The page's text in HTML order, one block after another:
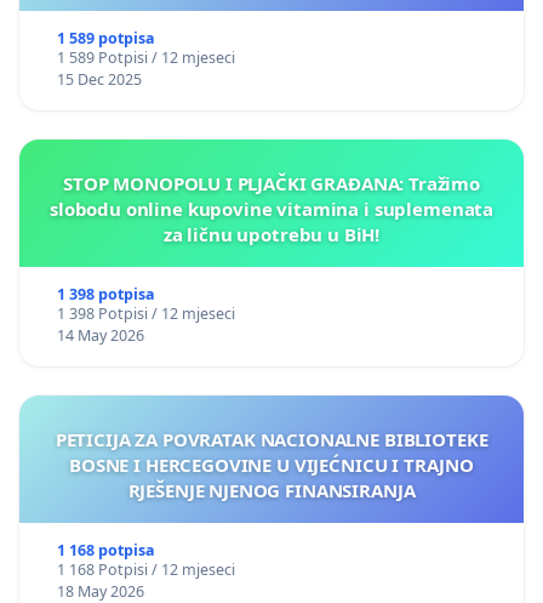
1 589 potpisa
1 589 Potpisi / 12 mjeseci
15 Dec 2025
STOP MONOPOLU I PLJAČKI GRAĐANA: Tražimo
slobodu online kupovine vitamina i suplemenata
za ličnu upotrebu u BiH!
1 398 potpisa
1 398 Potpisi / 12 mjeseci
14 May 2026
PETICIJA ZA POVRATAK NACIONALNE BIBLIOTEKE
BOSNE I HERCEGOVINE U VIJEĆNICU I TRAJNO
RJEŠENJE NJENOG FINANSIRANJA
1 168 potpisa
1 168 Potpisi / 12 mjeseci
18 May 2026